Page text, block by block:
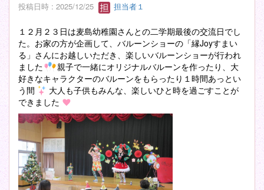
投稿日時 : 2025/12/25 担当者１
１２月２３日は麦島幼稚園さんとの二学期最後の交流日でし
た。お家の方が企画して、バルーンショーの「縁Joyすまい
る」さんにお越しいただき、楽しいバルーンショーが行われ
ました
親子で一緒にオリジナルバルーンを作ったり、大
好きなキャラクターのバルーンをもらったり１時間あっとい
う間
大人も子供もみんな、楽しいひと時を過ごすことが
できました